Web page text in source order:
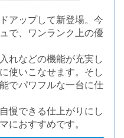
アップして新登場。今
で、ワンランク上の優
れなどの機能が充実し
使いこなせます。そし
でパワフルな一台に仕
慢できる仕上がりにし
におすすめです。